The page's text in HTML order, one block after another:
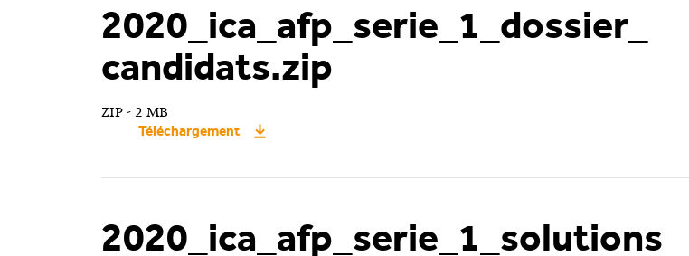
2020_ica_afp_serie_1_dossier_
candidats.zip
ZIP - 2 MB
Téléchargement
2020_ica_afp_serie_1_solutions